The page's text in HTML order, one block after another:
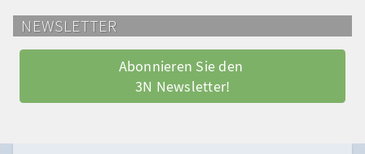
NEWSLETTER
Abonnieren Sie den
3N Newsletter!